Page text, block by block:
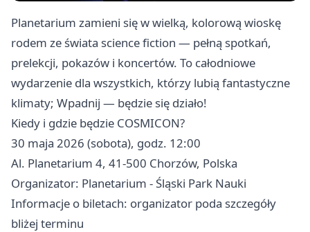
Planetarium zamieni się w wielką, kolorową wioskę
rodem ze świata science fiction — pełną spotkań,
prelekcji, pokazów i koncertów. To całodniowe
wydarzenie dla wszystkich, którzy lubią fantastyczne
klimaty; Wpadnij — będzie się działo!
Kiedy i gdzie będzie COSMICON?
30 maja 2026 (sobota), godz. 12:00
Al. Planetarium 4, 41-500 Chorzów, Polska
Organizator: Planetarium - Śląski Park Nauki
Informacje o biletach: organizator poda szczegóły
bliżej terminu